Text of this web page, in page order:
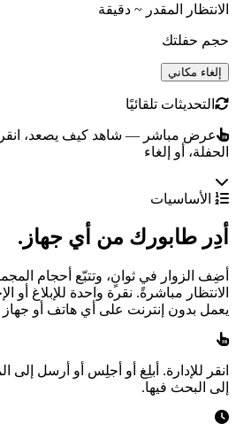
الانتظار المقدر ~ دقيقة
حجم حفلتك
إلغاء مكاني
التحديثات تلقائيًا
عرض مباشر — شاهد كيف يصعد، انقر
الحفلة، أو إلغاء
الأساسيات
أدِر طابورك من أي جهاز.
أضِف الزوار في ثوانٍ، وتتبّع أحجام
الانتظار مباشرةً. نقرة واحدة للإبلاغ أو
يعمل بدون إنترنت على أي هاتف أو
انقر للإدارة. أبلِغ أو أجلِس أو أرسل إلى
إلى البحث فيها.